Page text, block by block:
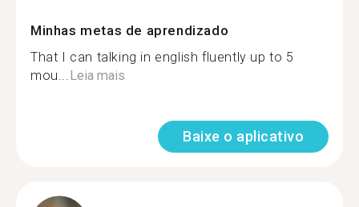
Minhas metas de aprendizado
That I can talking in english fluently up to 5
mou... Leia mais
Baixe o aplicativo